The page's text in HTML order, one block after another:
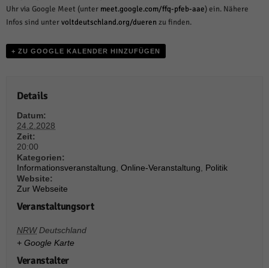
Uhr via Google Meet (unter meet.google.com/ffq-pfeb-aae) ein. Nähere
Infos sind untervoltdeutschland.org/duerenzu finden.
+ ZU GOOGLE KALENDER HINZUFÜGEN
Details
Datum:
24.2.2028
Zeit:
20:00
Kategorien:
Informationsveranstaltung,Online-Veranstaltung, Politik
Website:
Zur Webseite
Veranstaltungsort
NRW Deutschland
+ Google Karte
Veranstalter
auswählen.
Zurück
einwandfreie Funktion der Website erforderlich.
Statistiken (1)
Statistik Cookies erfassen Informationen anonym. Diese Informationen helfen
uns zu verstehen, wie unsere Besucher unsere Website nutzen.
Cookie-Informationen anzeigen
Marketing (1)
Marketing-Cookies werden von Drittanbietern oder Publishern verwendet,
um personalisierte Werbung anzuzeigen. Sie tun dies, indem sie Besucher